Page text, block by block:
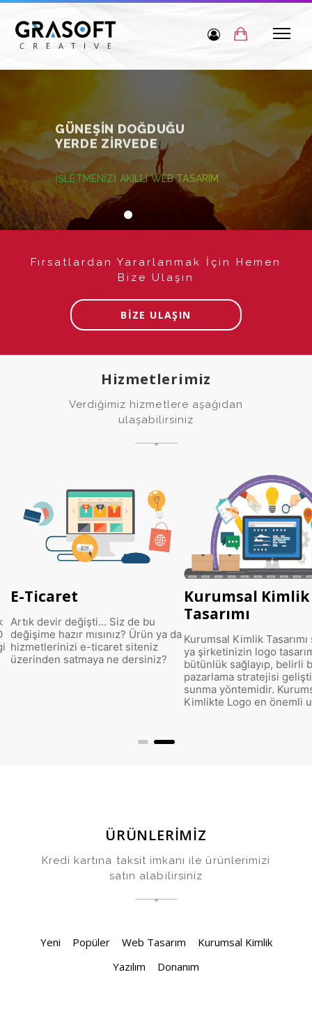
GÜNEŞİN DOĞDUĞU
YERDE ZİRVEDE
İŞLETMENİZİ AKILLI WEB TASARIM
İLE ZİRVEYE TAŞIYIN !
Fırsatlardan Yararlanmak İçin Hemen
Bize Ulaşın
BİZE ULAŞIN
Hizmetlerimiz
Verdiğimiz hizmetlere aşağıdan
ulaşabilirsiniz
Kurumsal Kimlik
Tasarımı
Kurumsal Kimlik Tasarımı sizin ve
ya şirketinizin logo tasarım ile
bütünlük sağlayıp, belirli bir
Web Tasarım
Alanında uzman,
kalifiye bir ajans ile
tasarım hizmeti almak
doğru yerdesiniz.
ÜRÜNLERİMİZ
Kredi kartına taksit imkanı ile ürünlerimizi
satın alabilirsiniz
Yeni Popüler Web Tasarım
Kurumsal Kimlik
Yazılım
Donanım